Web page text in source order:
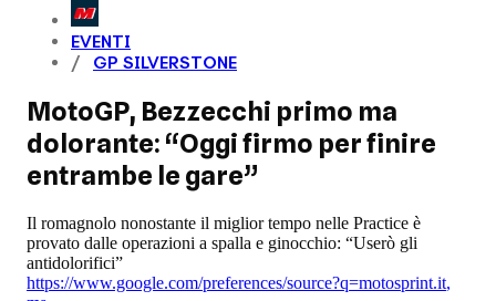
EVENTI
GP SILVERSTONE
MotoGP, Bezzecchi primo ma
dolorante: “Oggi firmo per finire
entrambe le gare”
Il romagnolo nonostante il miglior tempo nelle Practice è
provato dalle operazioni a spalla e ginocchio: “Userò gli
antidolorifici”
https://www.google.com/preferences/source?q=motosprint.it,